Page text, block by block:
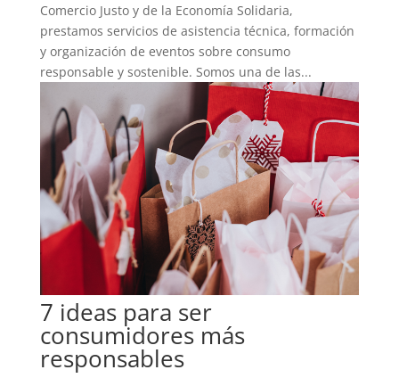
Comercio Justo y de la Economía Solidaria,
prestamos servicios de asistencia técnica, formación
y organización de eventos sobre consumo
responsable y sostenible. Somos una de las...
7 ideas para ser
consumidores más
responsables